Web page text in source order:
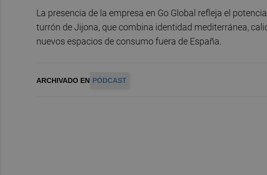
La presencia de la empresa en Go Global refleja el
turrón de Jijona, que combina identidad mediterránea,
nuevos espacios de consumo fuera de España.
ARCHIVADO EN PÓDCAST